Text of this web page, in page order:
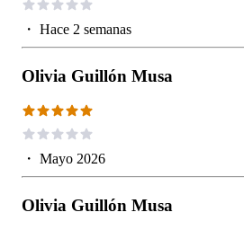
・ Hace 2 semanas
Olivia Guillón Musa
・ Mayo 2026
Olivia Guillón Musa